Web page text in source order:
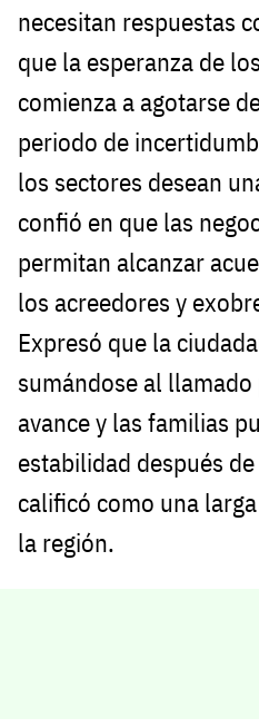
necesitan respuestas
que la esperanza de
comienza a agotarse
periodo de
los sectores desean
confió en que las
permitan alcanzar
los acreedores y
Expresó que la
sumándose al
avance y las familias
estabilidad después
calificó como una
la región.